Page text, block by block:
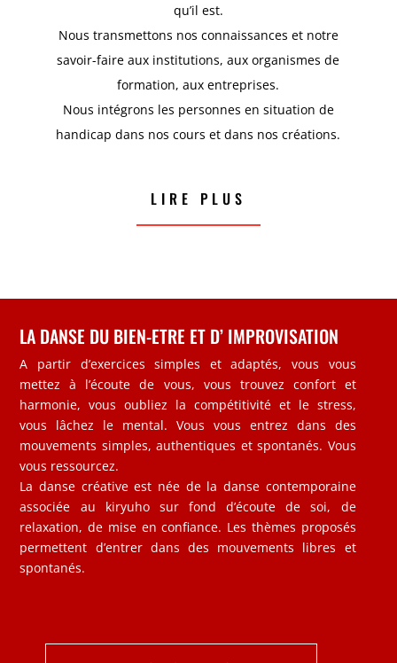
qu’il est.
Nous transmettons nos connaissances et notre
savoir-faire aux institutions, aux organismes de
formation, aux entreprises.
Nous intégrons les personnes en situation de
handicap dans nos cours et dans nos créations.
LIRE PLUS
LA DANSE DU BIEN-ETRE ET D’ IMPROVISATION
A partir d’exercices simples et adaptés, vous vous
mettez à l’écoute de vous, vous trouvez confort et
harmonie, vous oubliez la compétitivité et le stress,
vous lâchez le mental. Vous vous entrez dans des
mouvements simples, authentiques et spontanés. Vous
vous ressourcez.
La danse créative est née de la danse contemporaine
associée au kiryuho sur fond d’écoute de soi, de
relaxation, de mise en confiance. Les thèmes proposés
permettent d’entrer dans des mouvements libres et
spontanés.